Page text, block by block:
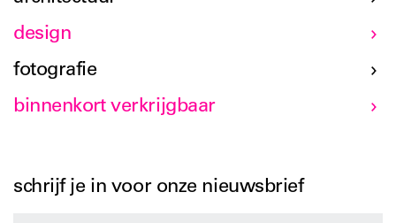
design
fotografie
binnenkort verkrijgbaar
schrijf je in voor onze nieuwsbrief